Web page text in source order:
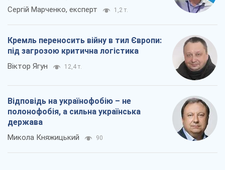
Сергій Марченко, експерт 1,2 т.
Кремль переносить війну в тил Європи:
під загрозою критична логістика
Віктор Ягун 12,4 т.
Відповідь на українофобію – не
полонофобія, а сильна українська
держава
Микола Княжицький 90